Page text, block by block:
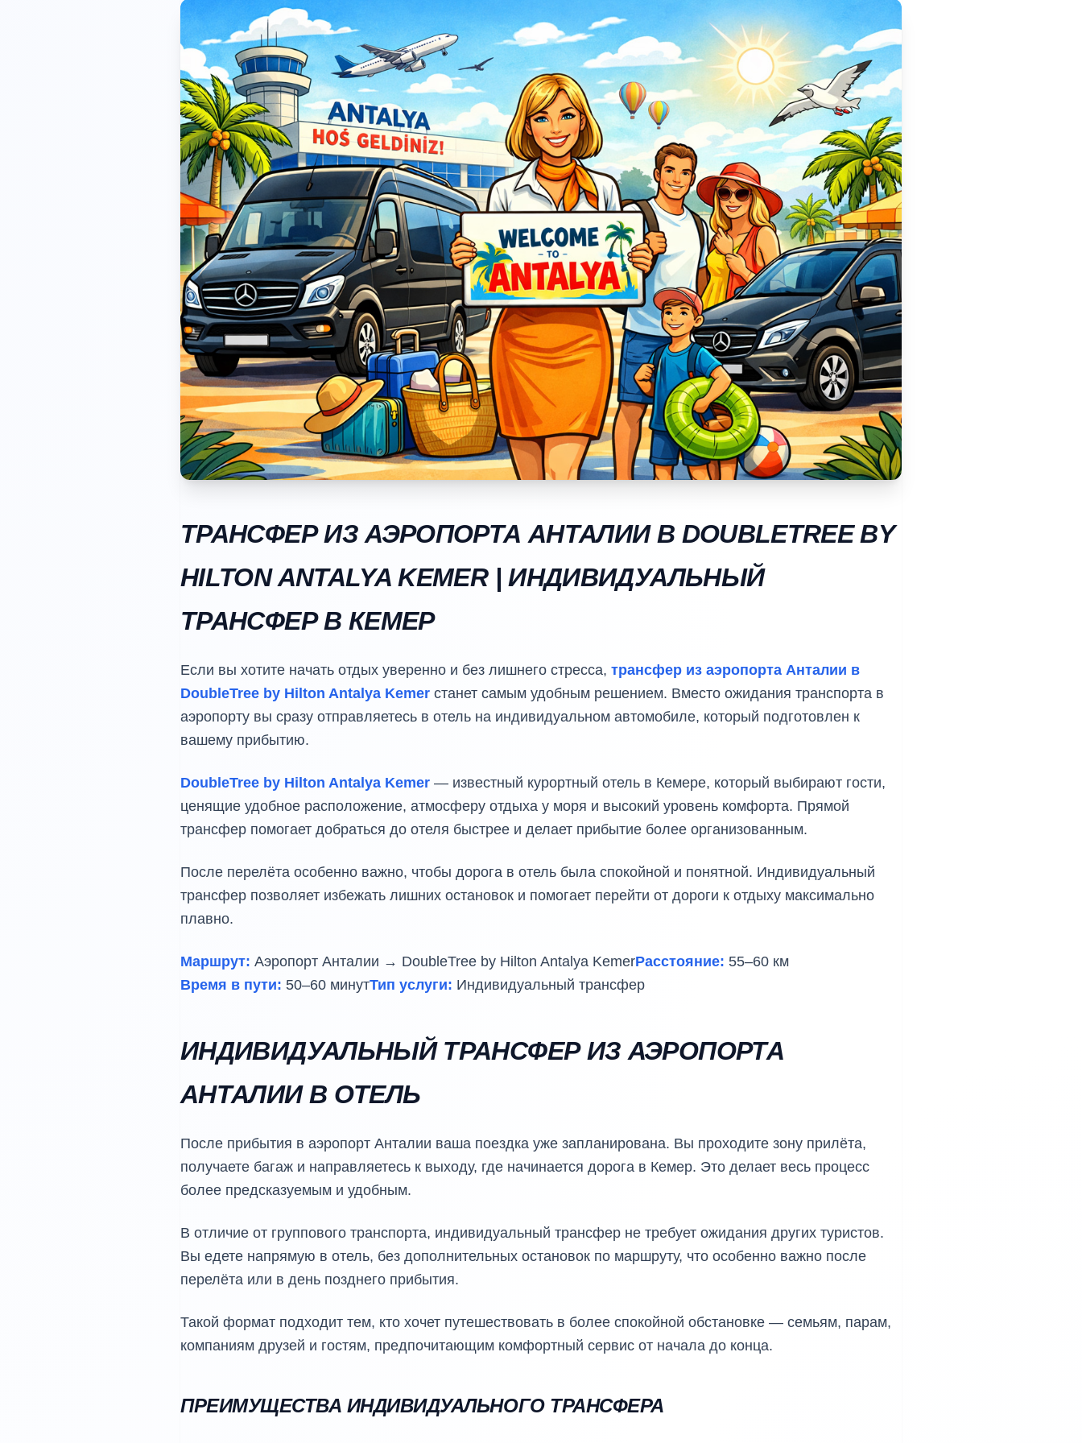
ТРАНСФЕР ИЗ АЭРОПОРТА АНТАЛИИ В DOUBLETREE BY
HILTON ANTALYA KEMER | ИНДИВИДУАЛЬНЫЙ
ТРАНСФЕР В КЕМЕР
Если вы хотите начать отдых уверенно и без лишнего стресса, трансфер из аэропорта Анталии в
DoubleTree by Hilton Antalya Kemer станет самым удобным решением. Вместо ожидания транспорта в
аэропорту вы сразу отправляетесь в отель на индивидуальном автомобиле, который подготовлен к
вашему прибытию.
DoubleTree by Hilton Antalya Kemer — известный курортный отель в Кемере, который выбирают гости,
ценящие удобное расположение, атмосферу отдыха у моря и высокий уровень комфорта. Прямой
трансфер помогает добраться до отеля быстрее и делает прибытие более организованным.
После перелёта особенно важно, чтобы дорога в отель была спокойной и понятной. Индивидуальный
трансфер позволяет избежать лишних остановок и помогает перейти от дороги к отдыху максимально
плавно.
Маршрут: Аэропорт Анталии → DoubleTree by Hilton Antalya KemerРасстояние: 55–60 км
Время в пути: 50–60 минутТип услуги: Индивидуальный трансфер
ИНДИВИДУАЛЬНЫЙ ТРАНСФЕР ИЗ АЭРОПОРТА
АНТАЛИИ В ОТЕЛЬ
После прибытия в аэропорт Анталии ваша поездка уже запланирована. Вы проходите зону прилёта,
получаете багаж и направляетесь к выходу, где начинается дорога в Кемер. Это делает весь процесс
более предсказуемым и удобным.
В отличие от группового транспорта, индивидуальный трансфер не требует ожидания других туристов.
Вы едете напрямую в отель, без дополнительных остановок по маршруту, что особенно важно после
перелёта или в день позднего прибытия.
Такой формат подходит тем, кто хочет путешествовать в более спокойной обстановке — семьям, парам,
компаниям друзей и гостям, предпочитающим комфортный сервис от начала до конца.
ПРЕИМУЩЕСТВА ИНДИВИДУАЛЬНОГО ТРАНСФЕРА